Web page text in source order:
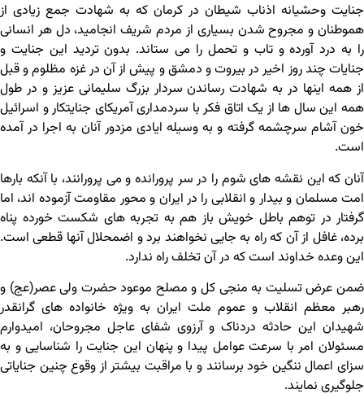
جنایت وحشیانه اذناب شیطان در کرمان که به شهادت جمع زیادی از
هموطنان و مجروح شدن بسیاری از مردم شریف انجامید، دل هر انسانی
را به درد آورده و تاب و تحمل را می ‏ستاند. بدون تردید این جنایت و
جنایات چند روز اخیر در بیروت و دمشق و پیش از آن در غزه مظلوم و قبل
از همه اینها در به شهادت رساندن سردار بزرگ سلیمانی عزیز و در طول
همه این سال ها از یک اتاق فکر با سردمداری آمریکای جنایتکار و اسرائیل
خون آشام سرچشمه گرفته و به وسیله ایادی مزدور آنان به اجرا در آمده
است.
آنان که این نقشه‎ های شوم را در سر پرورانده و می پرورانند، با آنکه بارها
امت مسلمان و بیدار و انقلابی را در ایران و محور مقاومت آزموده اند، اما
گرفتار در توهم باطل خویش باز هم به تجربه های شکست خورده پناه
برده، غافل از آن که راه به جایی نخواهند برد و اضمحلال آنها قطعی است.
این وعده خداوند است که در آن تخلف راه ندارد.
ضمن عرض تسلیت به منجی کل و مصلح موعود حضرت ولی عصر(عج) و
رهبر معظم انقلاب و عموم ملت ایران به ویژه خانواده های گرانقدر
شهیدان این حادثه دردناک و آرزوی شفای عاجل مجروحان، امیدوارم
مسئولان امر با سرعت عوامل پیدا و پنهان این جنایت را شناسایی و به
سزای اعمال ننگین خود برسانند و با مراقبت بیشتر از وقوع چنین جنایاتی
جلوگیری نمایند.‎